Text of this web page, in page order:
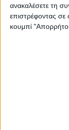
ανακαλέσετε τη
επιστρέφοντας σε
κουμπί